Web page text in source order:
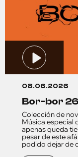
08.06.2026
bor-bor
Colección de
Música especial
apenas queda
pesar de este
podido dejar de